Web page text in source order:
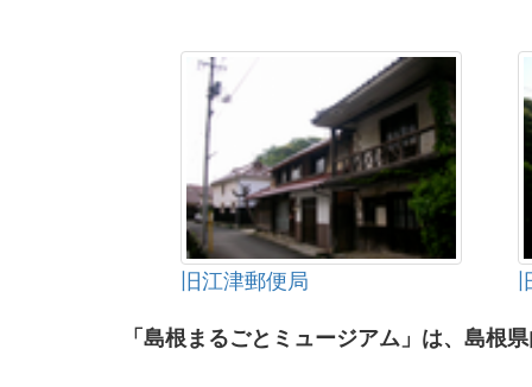
旧江津郵便局
「島根まるごとミュージアム」は、島根